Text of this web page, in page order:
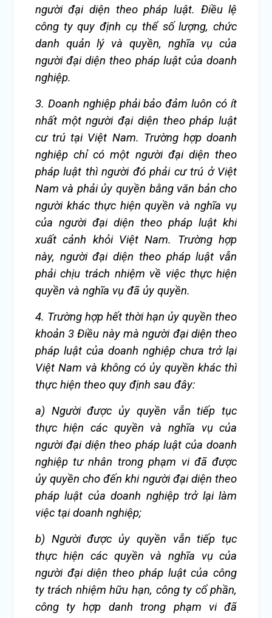
người đại diện theo pháp luật. Điều lệ
công ty quy định cụ thể số lượng, chức
danh quản lý và quyền, nghĩa vụ của
người đại diện theo pháp luật của doanh
nghiệp.
3. Doanh nghiệp phải bảo đảm luôn có ít
nhất một người đại diện theo pháp luật
cư trú tại Việt Nam. Trường hợp doanh
nghiệp chỉ có một người đại diện theo
pháp luật thì người đó phải cư trú ở Việt
Nam và phải ủy quyền bằng văn bản cho
người khác thực hiện quyền và nghĩa vụ
của người đại diện theo pháp luật khi
xuất cảnh khỏi Việt Nam. Trường hợp
này, người đại diện theo pháp luật vẫn
phải chịu trách nhiệm về việc thực hiện
quyền và nghĩa vụ đã ủy quyền.
4. Trường hợp hết thời hạn ủy quyền theo
khoản 3 Điều này mà người đại diện theo
pháp luật của doanh nghiệp chưa trở lại
Việt Nam và không có ủy quyền khác thì
thực hiện theo quy định sau đây:
a) Người được ủy quyền vẫn tiếp tục
thực hiện các quyền và nghĩa vụ của
người đại diện theo pháp luật của doanh
nghiệp tư nhân trong phạm vi đã được
ủy quyền cho đến khi người đại diện theo
pháp luật của doanh nghiệp trở lại làm
việc tại doanh nghiệp;
b) Người được ủy quyền vẫn tiếp tục
thực hiện các quyền và nghĩa vụ của
người đại diện theo pháp luật của công
ty trách nhiệm hữu hạn, công ty cổ phần,
công ty hợp danh trong phạm vi đã